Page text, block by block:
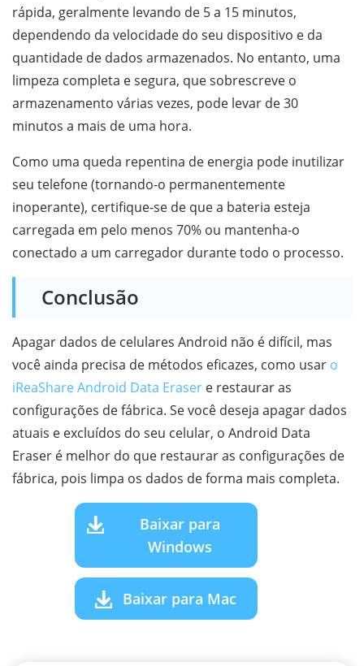
rápida, geralmente levando de 5 a 15 minutos,
dependendo da velocidade do seu dispositivo e da
quantidade de dados armazenados. No entanto, uma
limpeza completa e segura, que sobrescreve o
armazenamento várias vezes, pode levar de 30
minutos a mais de uma hora.
Como uma queda repentina de energia pode inutilizar
seu telefone (tornando-o permanentemente
inoperante), certifique-se de que a bateria esteja
carregada em pelo menos 70% ou mantenha-o
conectado a um carregador durante todo o processo.
Conclusão
Apagar dados de celulares Android não é difícil, mas
você ainda precisa de métodos eficazes, como usar o
iReaShare Android Data Eraser e restaurar as
configurações de fábrica. Se você deseja apagar dados
atuais e excluídos do seu celular, o Android Data
Eraser é melhor do que restaurar as configurações de
fábrica, pois limpa os dados de forma mais completa.
Baixar para
Windows
Baixar para Mac